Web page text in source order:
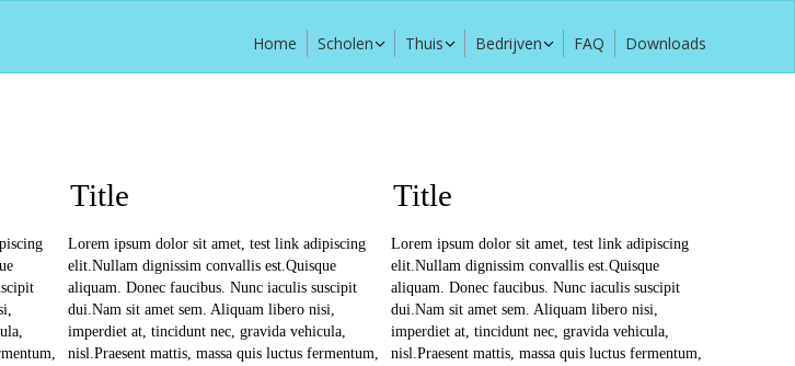
Home Scholen Thuis Bedrijven FAQ Downloads
Title
Lorem ipsum dolor sit amet, test link adipiscing
elit.Nullam dignissim convallis est.Quisque
aliquam. Donec faucibus. Nunc iaculis suscipit
dui.Nam sit amet sem. Aliquam libero nisi,
imperdiet at, tincidunt nec, gravida vehicula,
nisl.Praesent mattis, massa quis luctus fermentum,
Title
Lorem ipsum dolor sit amet, test link adipiscing
elit.Nullam dignissim convallis est.Quisque
aliquam. Donec faucibus. Nunc iaculis suscipit
dui.Nam sit amet sem. Aliquam libero nisi,
imperdiet at, tincidunt nec, gravida vehicula,
nisl.Praesent mattis, massa quis luctus fermentum,